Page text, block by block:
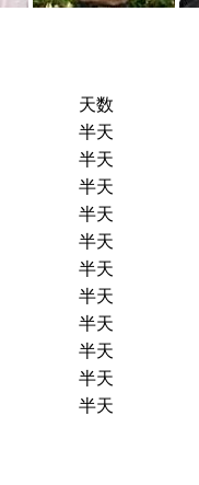
天数
半天
半天
半天
半天
半天
半天
半天
半天
半天
半天
半天